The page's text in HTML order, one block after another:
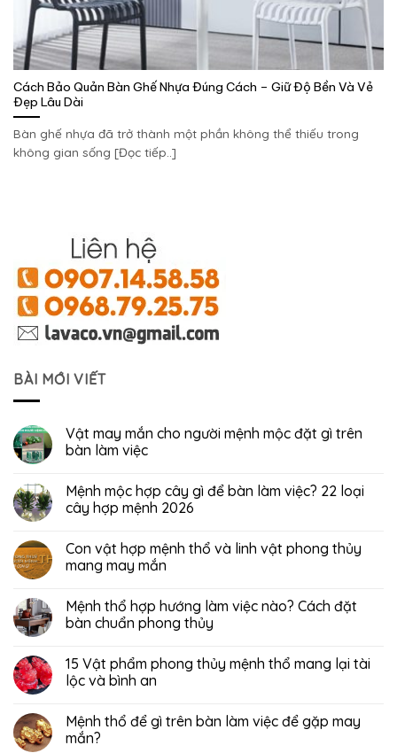
Cách Bảo Quản Bàn Ghế Nhựa Đúng Cách – Giữ Độ Bền Và Vẻ
Đẹp Lâu Dài
Bàn ghế nhựa đã trở thành một phần không thể thiếu trong
không gian sống [Đọc tiếp..]
BÀI MỚI VIẾT
Vật may mắn cho người mệnh mộc đặt gì trên
bàn làm việc
Mệnh mộc hợp cây gì để bàn làm việc? 22 loại
cây hợp mệnh 2026
Con vật hợp mệnh thổ và linh vật phong thủy
mang may mắn
Mệnh thổ hợp hướng làm việc nào? Cách đặt
bàn chuẩn phong thủy
15 Vật phẩm phong thủy mệnh thổ mang lại tài
lộc và bình an
Mệnh thổ để gì trên bàn làm việc để gặp may
mắn?